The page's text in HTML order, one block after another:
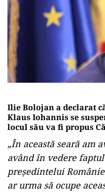
Ilie Bolojan a declarat
Klaus Iohannis se
locul său va fi propus
„În această seară am
având în vedere
președintelui
ar urma să ocupe